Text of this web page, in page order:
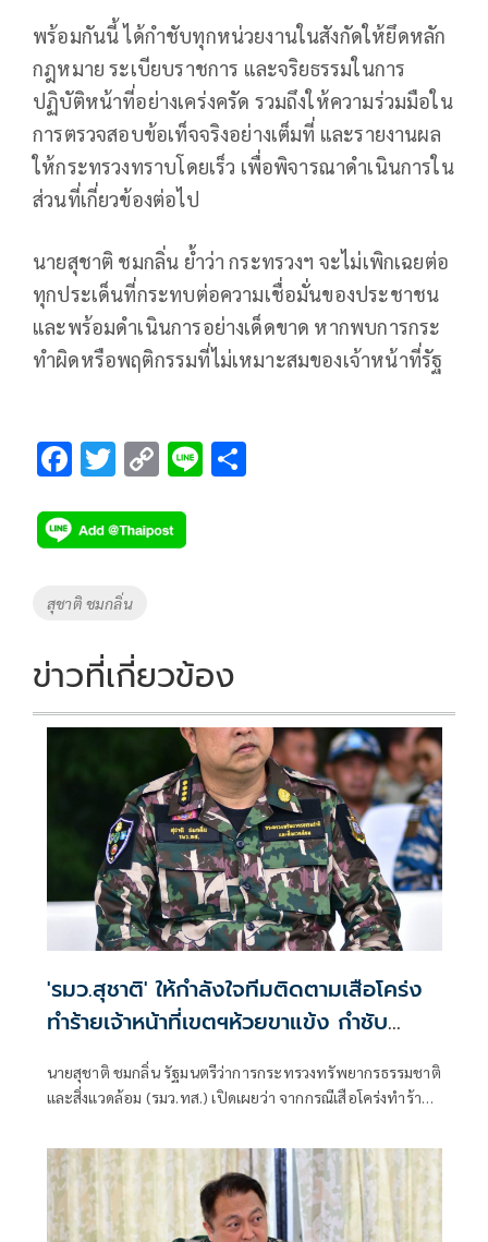
พร้อมกันนี้ ได้กำชับทุกหน่วยงานในสังกัดให้ยึดหลัก
กฎหมาย ระเบียบราชการ และจริยธรรมในการ
ปฏิบัติหน้าที่อย่างเคร่งครัด รวมถึงให้ความร่วมมือใน
การตรวจสอบข้อเท็จจริงอย่างเต็มที่ และรายงานผล
ให้กระทรวงทราบโดยเร็ว เพื่อพิจารณาดำเนินการใน
ส่วนที่เกี่ยวข้องต่อไป
นายสุชาติ ชมกลิ่น ย้ำว่า กระทรวงฯ จะไม่เพิกเฉยต่อ
ทุกประเด็นที่กระทบต่อความเชื่อมั่นของประชาชน
และพร้อมดำเนินการอย่างเด็ดขาด หากพบการกระ
ทำผิดหรือพฤติกรรมที่ไม่เหมาะสมของเจ้าหน้าที่รัฐ
F
e
b
o
k
T
tt
er
C
p
y
k
Li
Tags
สุชาติ ชมกลิ่น
ข่าวที่เกี่ยวข้อง
'รมว.สุชาติ' ให้กำลังใจทีมติดตามเสือโคร่ง
ทำร้ายเจ้าหน้าที่เขตฯห้วยขาแข้ง กำชับ
ระมัดระวังความปลอดภัยขั้นสูงสุด หลัง
กรมอุทยานฯ แถลงความคืบหน้ากรณีเจ้า
นายสุชาติ ชมกลิ่น รัฐมนตรีว่าการกระทรวงทรัพยากรธรรมชาติ
และสิ่งแวดล้อม (รมว.ทส.) เปิดเผยว่า จากกรณีเสือโคร่งทำร้าย
ตนได้ติดตามสถานการณ์ดังกล่าวอย่างใกล้ชิด พร้อมแสดงความ
ห่วงใยต่อเจ้าหน้าที่ผู้ปฏิบัติงานในพื้นที่ และได้กำชับให้หน่วย
งานยกระดับมาตรการความปลอดภัยขั้นสูงสุดในการปฏิบัติ
ภารกิจเพื่อความปลอดภัยของผู้ปฏิบัติงาน